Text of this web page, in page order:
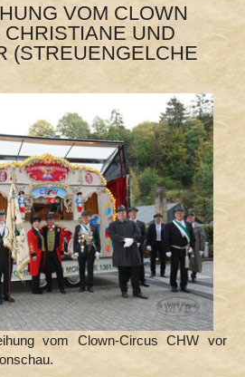
VOM CLOWN
UND
(STREUENGELCHE
vom Clown-Circus CHW vor